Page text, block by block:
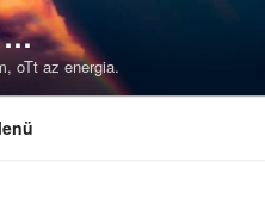
…
oTt az energia.